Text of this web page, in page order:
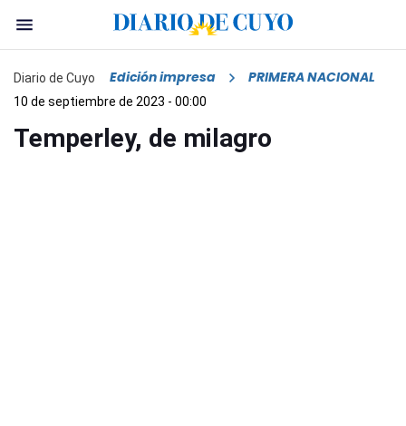
Diario de Cuyo Edición impresa PRIMERA NACIONAL
10 de septiembre de 2023 - 00:00
Temperley, de milagro